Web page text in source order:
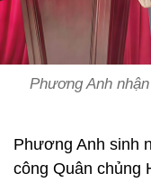
Phương Anh
Phương Anh sinh
công Quân chủng